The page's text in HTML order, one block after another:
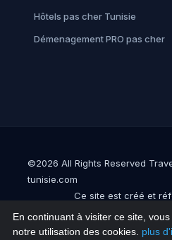
Hôtels pas cher Tunisie
Démenagement PRO pas cher
©2026 All Rights Reserved
tunisie.com
Ce site est créé et
En continuant à visiter ce site,
notre utilisation des cookies. plus